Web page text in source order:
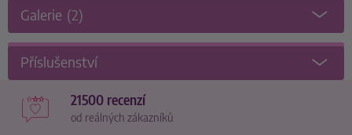
Galerie (2)
Příslušenství
21500 recenzí
od reálných zákazníků